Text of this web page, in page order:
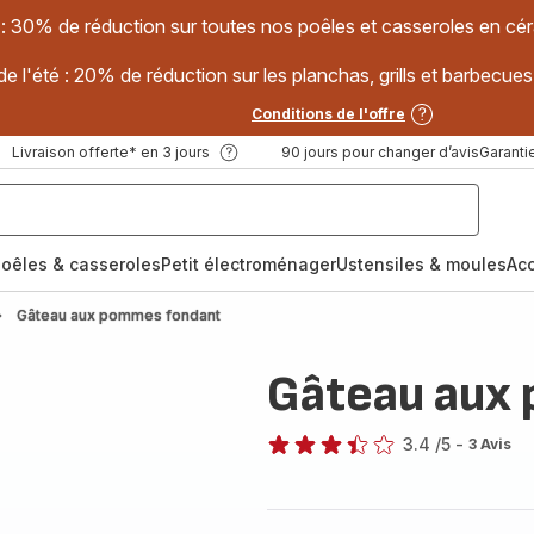
30% de réduction sur toutes nos poêles et casseroles en
l'été : 20% de réduction sur les planchas, grills et
Conditions de l'offre
Livraison offerte* en 3 jours 90 jours pour changer d’avis
& casserolesPetit électroménagerUstensiles & moules
Gâteau aux pommes fondant
Gâteau
3.4 /5 - 3 Avis